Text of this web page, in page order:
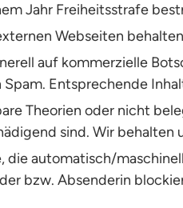
Jahr Freiheitsstrafe
Webseiten
auf kommerzielle
Spam. Entsprechende
Theorien oder nicht
sind. Wir behalten
die automatisch/
bzw. Absenderin